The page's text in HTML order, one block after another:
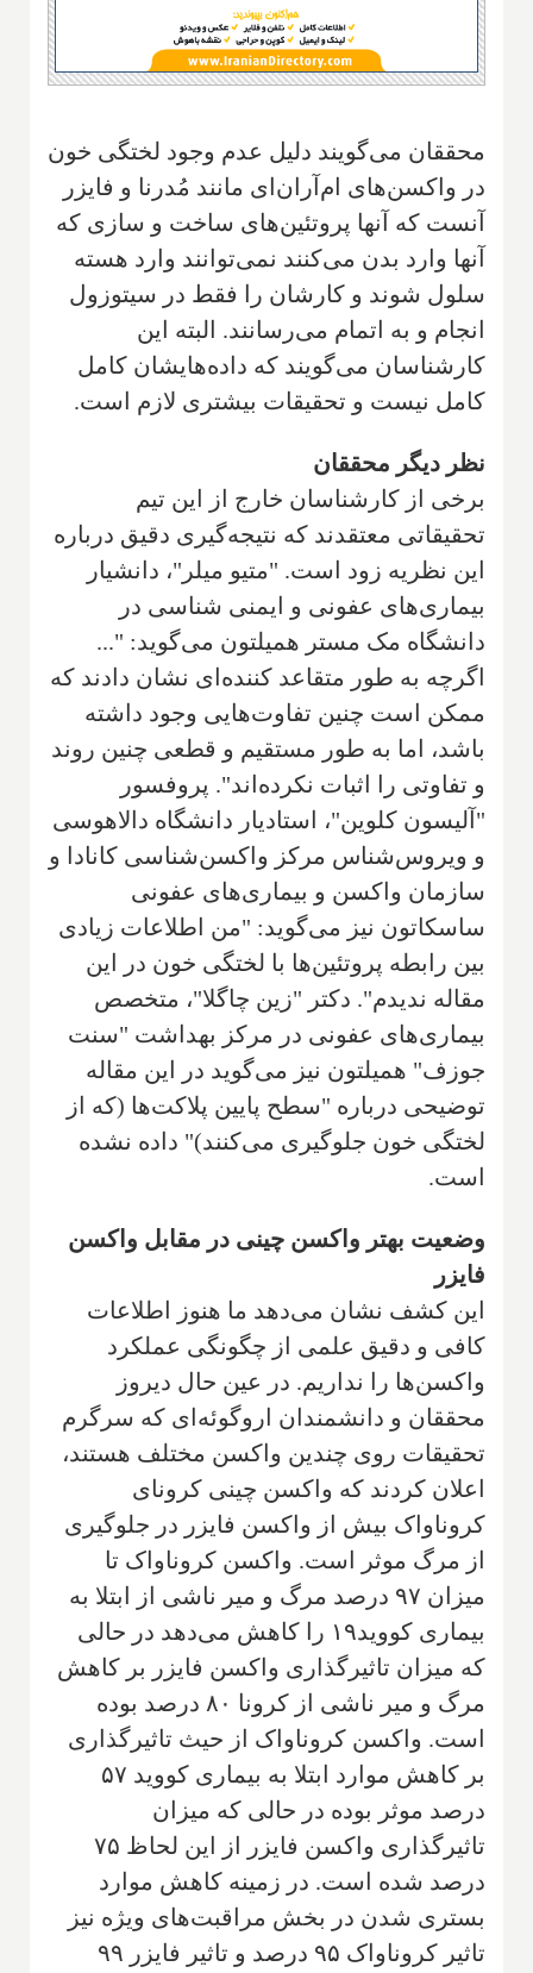
محققان می‌گویند دلیل عدم وجود لختگی خون
در واکسن‌های ام‌آر‌ان‌ای مانند مُدرنا و فایزر
آنست که آنها پروتئین‌های ساخت و سازی که
آنها وارد بدن می‌کنند نمی‌توانند وارد هسته
سلول شوند و کارشان را فقط در سیتوزول
انجام و به اتمام می‌رسانند. البته این
کارشناسان می‌گویند که داده‌هایشان کامل
کامل نیست و تحقیقات بیشتری لازم است.
نظر دیگر محققان
برخی از کارشناسان خارج از این تیم
تحقیقاتی معتقدند که نتیجه‌گیری دقیق درباره
این نظریه زود است. "متیو میلر"، دانشیار
بیماری‌های عفونی و ایمنی شناسی در
دانشگاه مک مستر همیلتون می‌گوید: "...
اگرچه به طور متقاعد کننده‌ای نشان دادند که
ممکن است چنین تفاوت‌هایی وجود داشته
باشد، اما به طور مستقیم و قطعی چنین روند
و تفاوتی را اثبات نکرده‌اند". پروفسور
"آلیسون کلوین"، استادیار دانشگاه دالاهوسی
و ویروس‌شناس مرکز واکسن‌شناسی کانادا و
سازمان واکسن و بیماری‌های عفونی
ساسکاتون نیز می‌گوید: "من اطلاعات زیادی
بین رابطه پروتئین‌ها با لختگی خون در این
مقاله ندیدم". دکتر "زین چاگلا"، متخصص
بیماری‌های عفونی در مرکز بهداشت "سنت
جوزف" همیلتون نیز می‌گوید در این مقاله
توضیحی درباره "سطح پایین پلاکت‌ها (که از
لختگی خون جلوگیری می‌کنند)" داده نشده
است.
وضعیت بهتر واکسن چینی در مقابل واکسن
فایزر
این کشف نشان می‌دهد ما هنوز اطلاعات
کافی و دقیق علمی از چگونگی عملکرد
واکسن‌ها را نداریم. در عین حال دیروز
محققان و دانشمندان اروگوئه‌ای که سرگرم
تحقیقات روی چندین واکسن مختلف هستند،
اعلان کردند که واکسن چینی کرونای
کروناواک بیش از واکسن فایزر در جلوگیری
از مرگ موثر است. واکسن کروناواک تا
میزان ۹۷ درصد مرگ و میر ناشی از ابتلا به
بیماری کووید۱۹ را کاهش می‌دهد در حالی
که میزان تاثیرگذاری واکسن فایزر بر کاهش
مرگ و میر ناشی از کرونا ۸۰ درصد بوده
است. واکسن کروناواک از حیث تاثیر‌گذاری
بر کاهش موارد ابتلا به بیماری کووید ۵۷
درصد موثر بوده در حالی که میزان
تاثیرگذاری واکسن فایزر از این لحاظ ۷۵
درصد شده است. در زمینه کاهش موارد
بستری شدن در بخش مراقبت‌‌های ویژه نیز
تاثیر کروناواک ۹۵ درصد و تاثیر فایزر ۹۹